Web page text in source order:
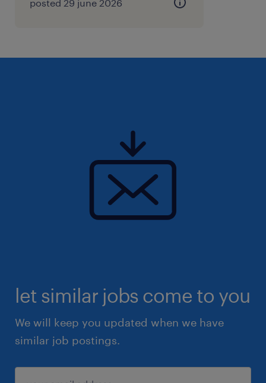
posted 29 june 2026
let similar jobs come to you
We will keep you updated when we have
similar job postings.